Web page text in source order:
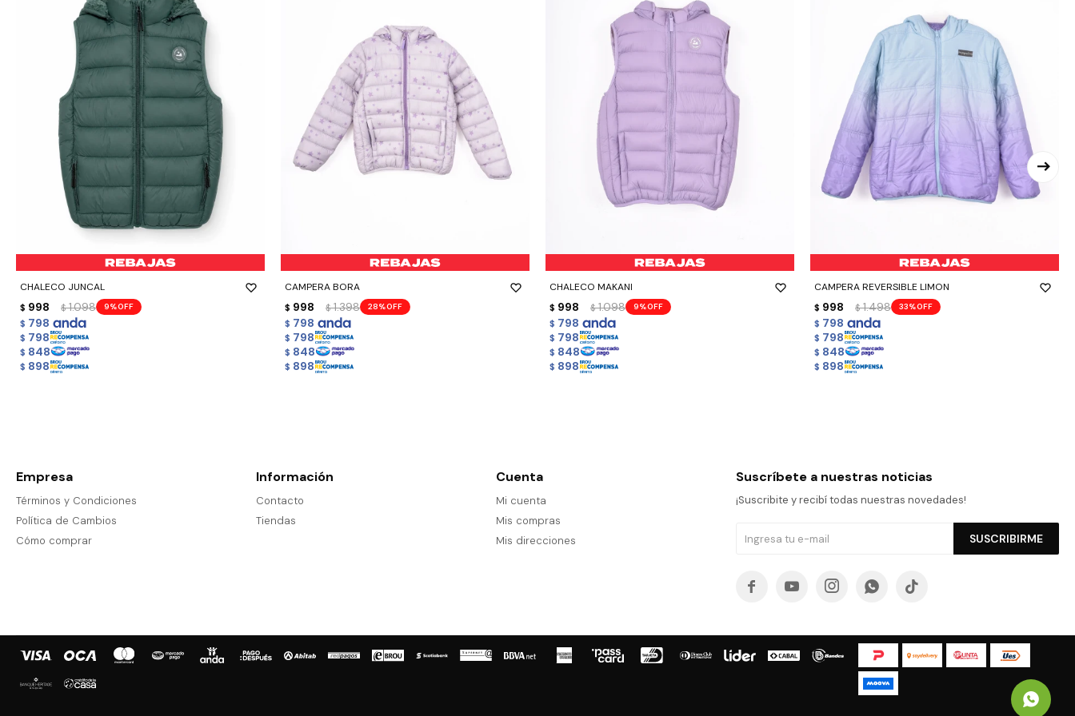
CHALECO JUNCAL
$ 998 $ 1.098 9
$ 798
$ 798
$ 848
$ 898
- +
CAMPERA BORA
$ 998 $ 1.398 28
$ 798
$ 798
$ 848
$ 898
- +
CHALECO MAKANI
$ 998 $ 1.098 9
$ 798
$ 798
$ 848
$ 898
- +
CAMPERA REVERSIBLE LIMON
$ 998 $ 1.498 33
$ 798
$ 798
$ 848
$ 898
- +
Empresa
Términos y Condiciones
Política de Cambios
Cómo comprar
Información
Contacto
Tiendas
Cuenta
Mi cuenta
Mis compras
Mis direcciones
Suscríbete a nuestras noticias
¡Suscribite y recibí todas nuestras novedades!
SUSCRIBIRME
    